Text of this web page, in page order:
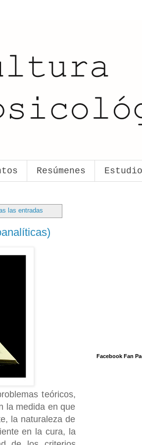
Resúmenes
las entradas
teóricos,
la medida en que
la naturaleza de
en la cura, la
Facebook Fan